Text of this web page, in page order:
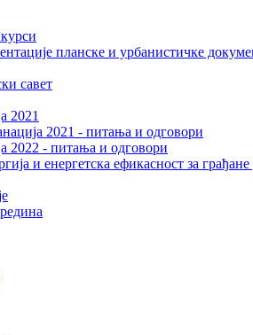
планске и урбанистичке
сaвет
2021
2021 - питања и одговори
2022 - питања и одговори
и енергетска ефикасност за